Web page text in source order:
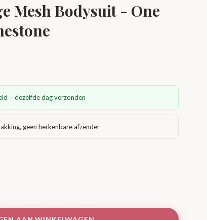
Mesh Bodysuit - One
= dezelfde dag verzonden
geen herkenbare afzender